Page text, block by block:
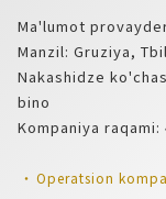
Ma'lumot
Manzil: Gruziya,
Nakashidze
bino
Kompaniya raqami:
Operatsion